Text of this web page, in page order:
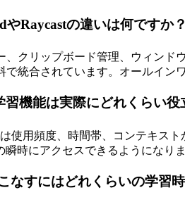
やRaycastの違いは何ですか
、クリップボード管理、ウィンド
で統合されています。オールイン
習機能は実際にどれくらい役
使用頻度、時間帯、コンテキス
瞬時にアクセスできるようになり
なすにはどれくらいの学習